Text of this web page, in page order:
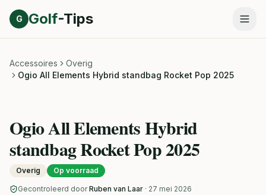
Direct naar inhoud
G Golf-Tips
Accessoires
Overig
Ogio All Elements Hybrid standbag Rocket Pop 2025
Ogio All Elements Hybrid
standbag Rocket Pop 2025
Overig Op voorraad
Gecontroleerd door Ruben van Laar · 27 mei 2026